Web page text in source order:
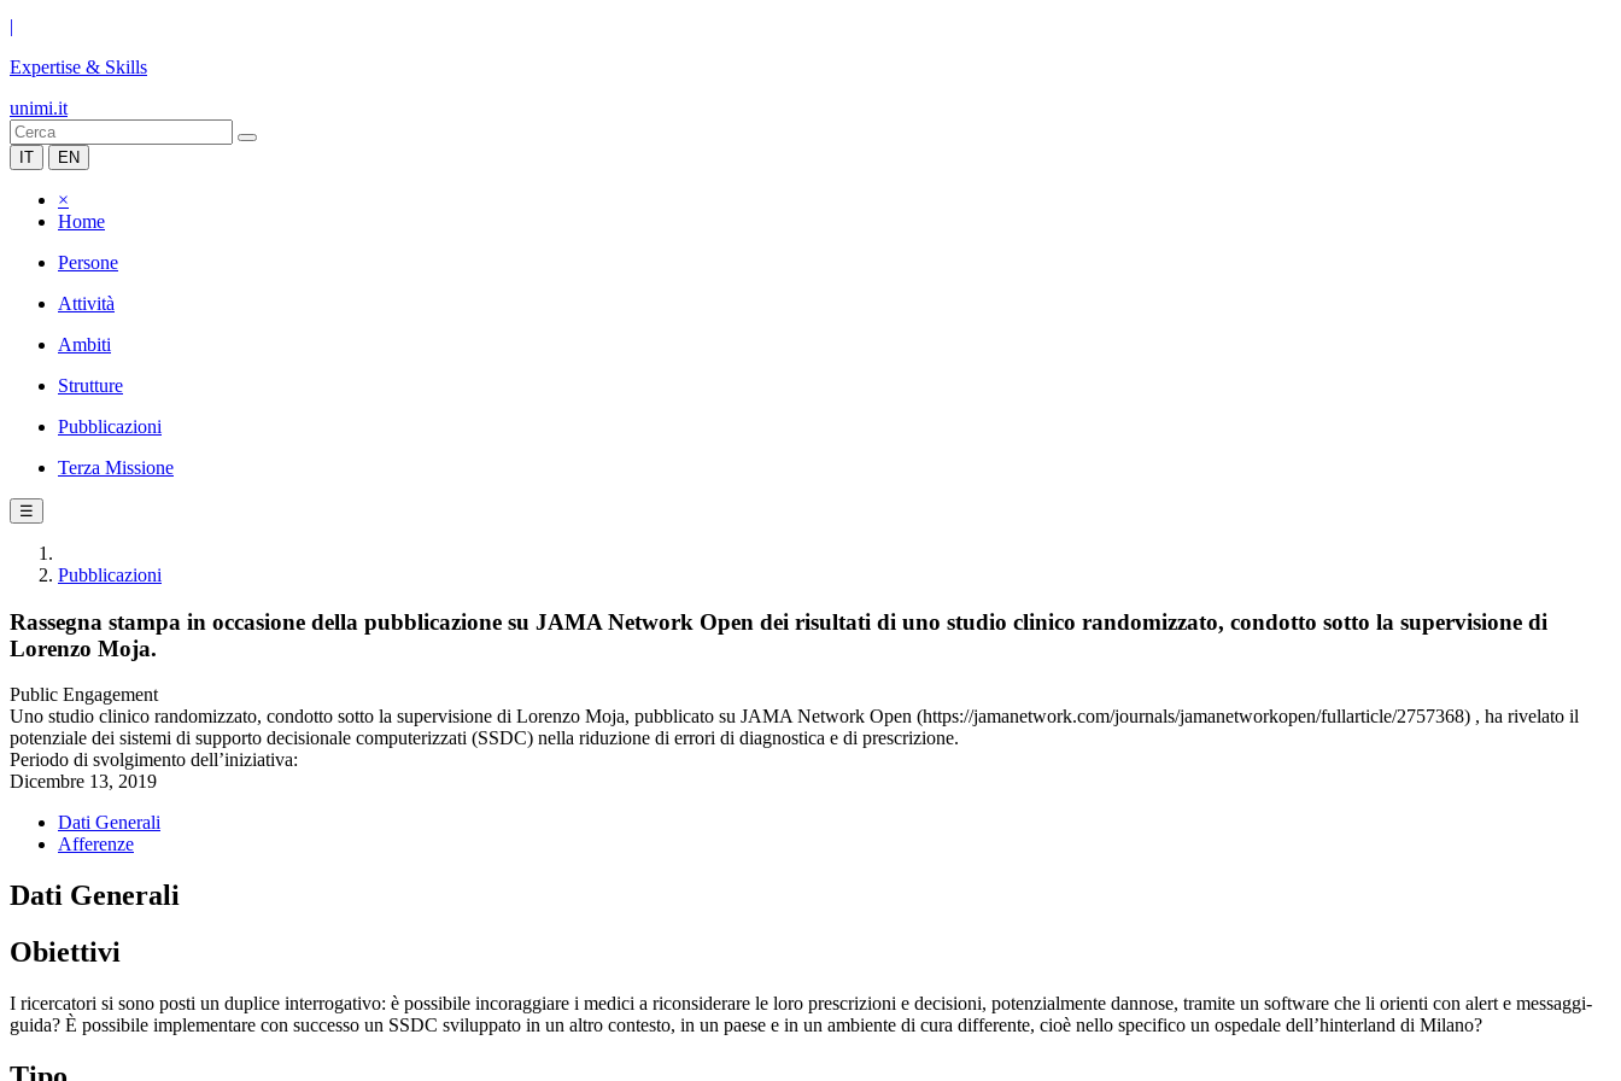
|
Expertise & Skills
unimi.it
IT EN
×
Home
Persone
Attività
Ambiti
Strutture
Pubblicazioni
Terza Missione
☰
Pubblicazioni
Rassegna stampa in occasione della pubblicazione su JAMA Network Open dei risultati di uno studio clinico randomizzato, condotto sotto la supervisione di
Lorenzo Moja.
Public Engagement
Uno studio clinico randomizzato, condotto sotto la supervisione di Lorenzo Moja, pubblicato su JAMA Network Open (https://jamanetwork.com/journals/jamanetworkopen/fullarticle/2757368) , ha rivelato il
potenziale dei sistemi di supporto decisionale computerizzati (SSDC) nella riduzione di errori di diagnostica e di prescrizione.
Periodo di svolgimento dell’iniziativa:
Dicembre 13, 2019
Dati Generali
Afferenze
Dati Generali
Obiettivi
I ricercatori si sono posti un duplice interrogativo: è possibile incoraggiare i medici a riconsiderare le loro prescrizioni e decisioni, potenzialmente dannose, tramite un software che li orienti con alert e messaggi-
guida? È possibile implementare con successo un SSDC sviluppato in un altro contesto, in un paese e in un ambiente di cura differente, cioè nello specifico un ospedale dell’hinterland di Milano?